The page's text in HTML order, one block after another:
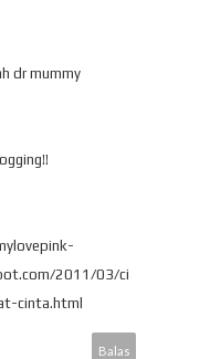
dr mummy
2011/03/ci
cinta.html
Balas